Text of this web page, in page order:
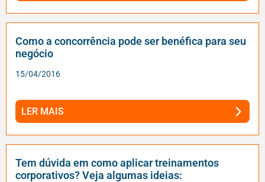
Como a concorrência pode ser benéfica para seu
negócio
15/04/2016
LER MAIS
Tem dúvida em como aplicar treinamentos
corporativos? Veja algumas ideias: